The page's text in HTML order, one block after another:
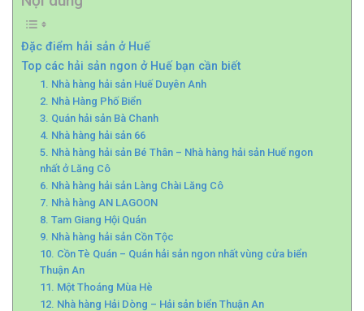
Đặc điểm hải sản ở Huế
Top các hải sản ngon ở Huế bạn cần biết
1. Nhà hàng hải sản Huế Duyên Anh
2. Nhà Hàng Phố Biển
3. Quán hải sản Bà Chanh
4. Nhà hàng hải sản 66
5. Nhà hàng hải sản Bé Thân – Nhà hàng hải sản Huế ngon
nhất ở Lăng Cô
6. Nhà hàng hải sản Làng Chài Lăng Cô
7. Nhà hàng AN LAGOON
8. Tam Giang Hội Quán
9. Nhà hàng hải sản Cồn Tộc
10. Cồn Tè Quán – Quán hải sản ngon nhất vùng cửa biển
Thuận An
11. Một Thoáng Mùa Hè
12. Nhà hàng Hải Dòng – Hải sản biển Thuận An